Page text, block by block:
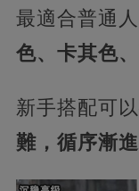
最適合普通
色、卡其色
新手搭配可以
難，循序漸進